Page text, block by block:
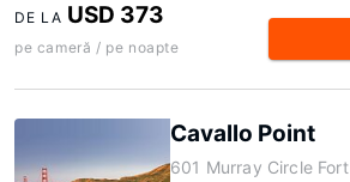
DE LA USD 373
pe cameră / pe noapte
Cavallo Point
601 Murray Circle Fort